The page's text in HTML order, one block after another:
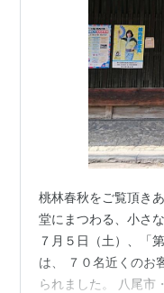
桃林春秋をご覧頂き
堂にまつわる、小さ
７月５日（土）、「
は、 ７０名近くのお
られました。 八尾市